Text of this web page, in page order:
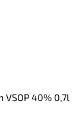
VSOP 40% 0,7l